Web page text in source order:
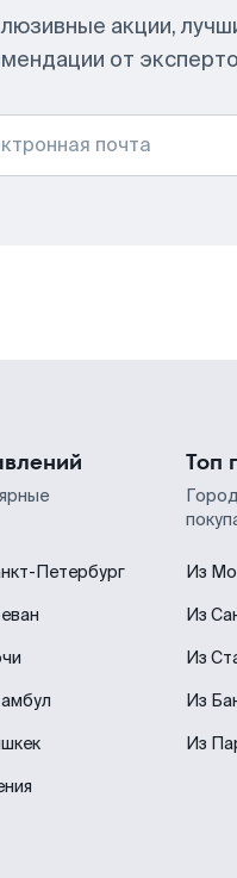
акции,
от
почта
Петербург
Топ
Из
Из
Из
Из
Из